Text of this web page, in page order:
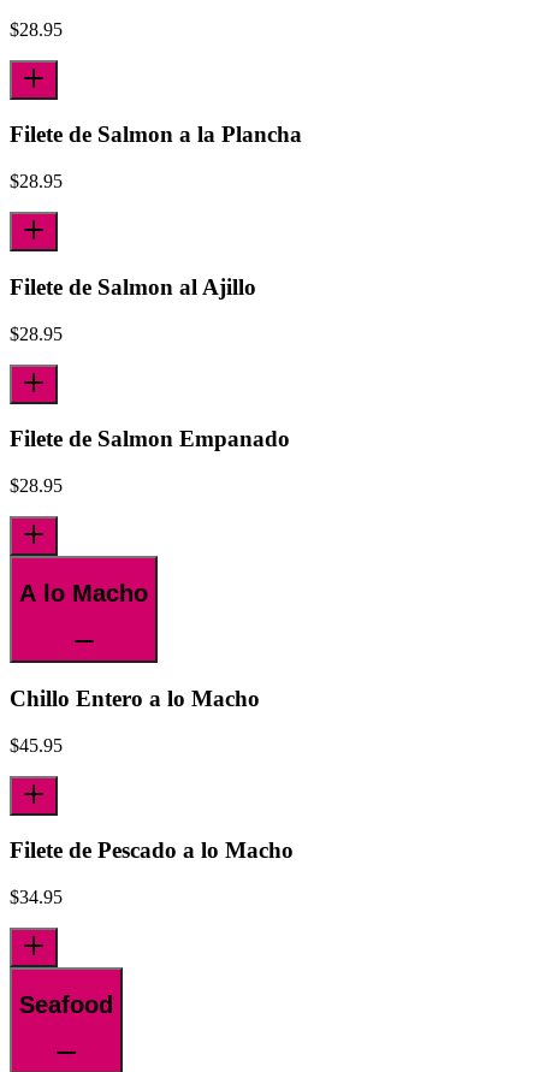
$28.95
Filete de Salmon a la Plancha
$28.95
Filete de Salmon al Ajillo
$28.95
Filete de Salmon Empanado
$28.95
A lo Macho
Chillo Entero a lo Macho
$45.95
Filete de Pescado a lo Macho
$34.95
Seafood